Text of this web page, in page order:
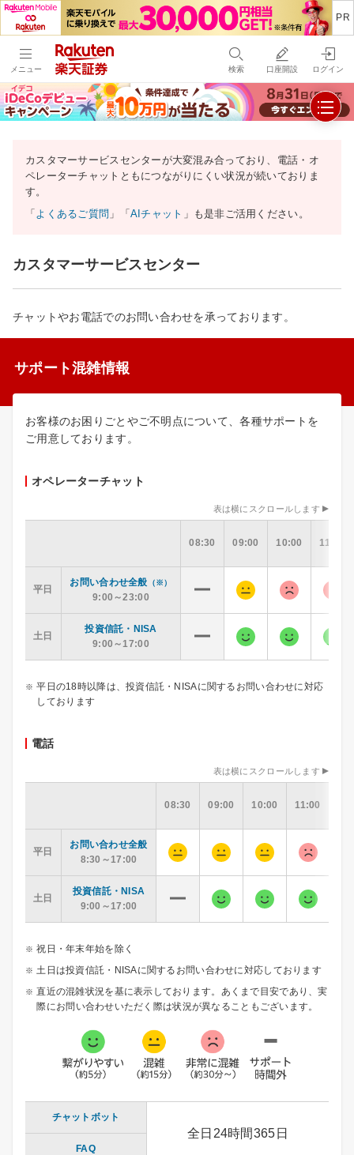
メニュー 検索 口座開設 ログイン
カスタマーサービスセンターが大変混み合っており、電話・オ
ペレーターチャットともにつながりにくい状況が続いておりま
す。
「 よくあるご質問 」「AIチャット 」も是非ご活用ください。
カスタマーサービスセンター
チャットやお電話でのお問い合わせを承っております。
サポート混雑情報
お客様のお困りごとやご不明点について、各種サポートを
ご用意しております。
オペレーターチャット
表は横にスクロールします
08:30 09:00 10:00 11:00
平日
お問い合わせ全般 （※）
9:00～23:00
土日
投資信託・NISA
9:00～17:00
平日の18時以降は、投資信託・NISAに関するお問い合わせに対応
しております
電話
表は横にスクロールします
08:30 09:00 10:00 11:00
平日
お問い合わせ全般
8:30～17:00
土日
投資信託・NISA
9:00～17:00
祝日・年末年始を除く
土日は投資信託・NISAに関するお問い合わせに対応しております
直近の混雑状況を基に表示しております。あくまで目安であり、実
際にお問い合わせいただく際は状況が異なることもございます。
チャットボット
全日24時間365日
FAQ